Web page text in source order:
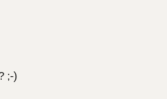
;-)